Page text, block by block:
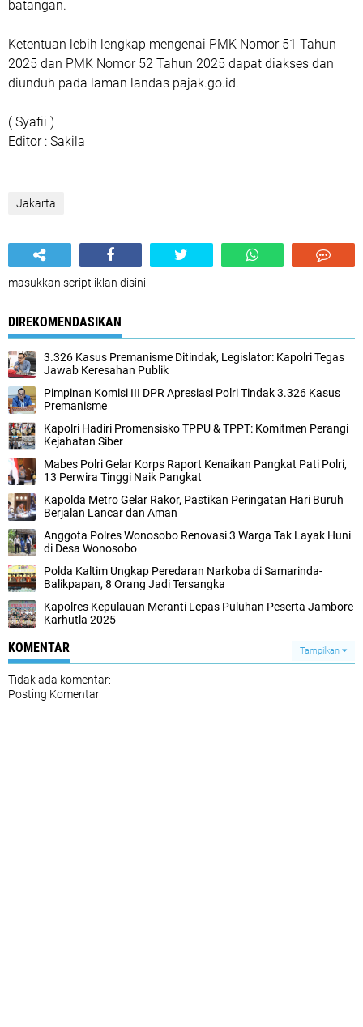
batangan.
Ketentuan lebih lengkap mengenai PMK Nomor 51 Tahun
2025 dan PMK Nomor 52 Tahun 2025 dapat diakses dan
diunduh pada laman landas pajak.go.id.
( Syafii )
Editor : Sakila
Jakarta
masukkan script iklan disini
DIREKOMENDASIKAN
3.326 Kasus Premanisme Ditindak, Legislator: Kapolri Tegas
Jawab Keresahan Publik
Pimpinan Komisi III DPR Apresiasi Polri Tindak 3.326 Kasus
Premanisme
Kapolri Hadiri Promensisko TPPU & TPPT: Komitmen Perangi
Kejahatan Siber
Mabes Polri Gelar Korps Raport Kenaikan Pangkat Pati Polri,
13 Perwira Tinggi Naik Pangkat
Kapolda Metro Gelar Rakor, Pastikan Peringatan Hari Buruh
Berjalan Lancar dan Aman
Anggota Polres Wonosobo Renovasi 3 Warga Tak Layak Huni
di Desa Wonosobo
Polda Kaltim Ungkap Peredaran Narkoba di Samarinda-
Balikpapan, 8 Orang Jadi Tersangka
Kapolres Kepulauan Meranti Lepas Puluhan Peserta Jambore
Karhutla 2025
KOMENTAR Tampilkan
Tidak ada komentar:
Posting Komentar